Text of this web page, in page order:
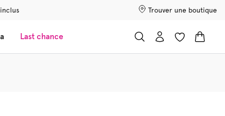
Trouver une boutique
Last chance